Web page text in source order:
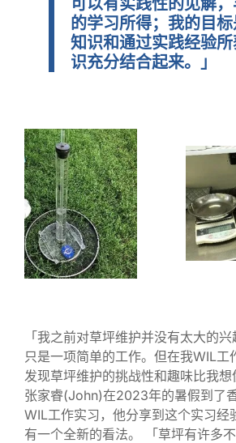
的学习所得；我的目
知识和通过实践经验
识充分结合起来。」
「我之前对草坪维护并没有太大的
只是一项简单的工作。但在我WIL工
发现草坪维护的挑战性和趣味比我想
张家睿(John)在2023年的暑假到了
WIL工作实习，他分享到这个实习经
有一个全新的看法。 「草坪有许多